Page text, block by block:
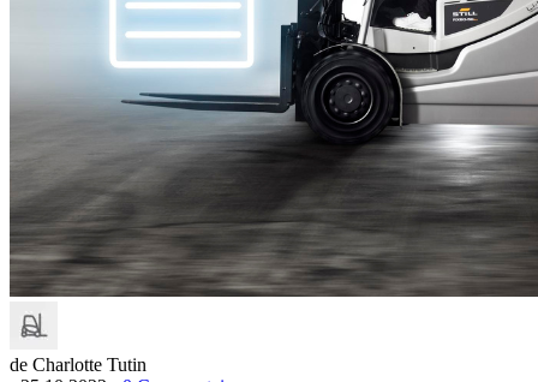
de Charlotte Tutin